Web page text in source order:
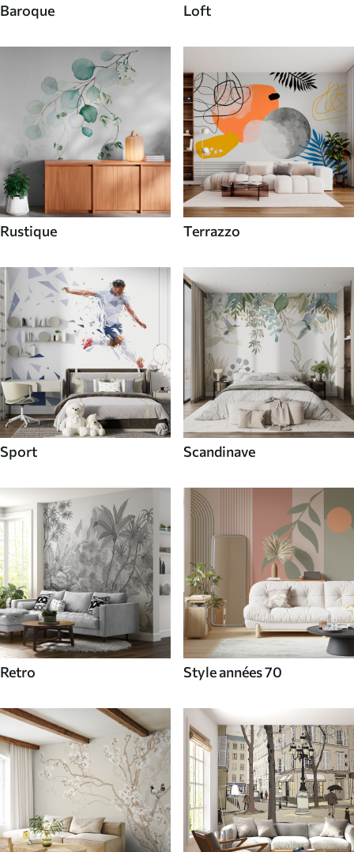
Baroque Loft
Rustique Terrazzo
Sport Scandinave
Retro Style années 70